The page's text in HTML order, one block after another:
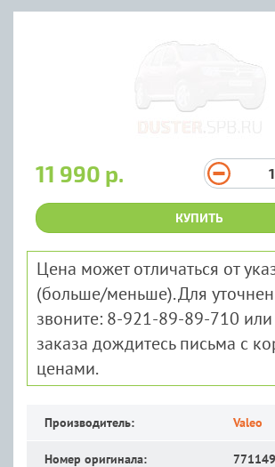
11 990 р. 1
КУПИТЬ
Цена может отличаться от
(больше/меньше). Для
звоните: 8-921-89-89-710
заказа дождитесь письма с
ценами.
Производитель: Valeo
Номер оригинала: